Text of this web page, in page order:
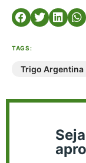
TAGS:
Trigo Argentina